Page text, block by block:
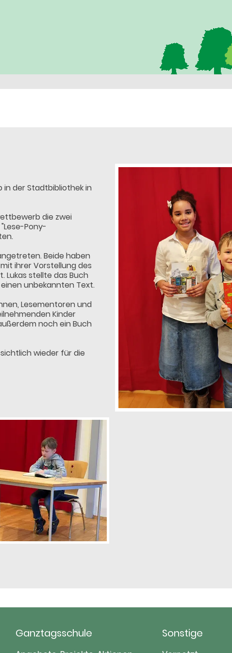
der Stadtbibliothek in
die zwei
Pony-
Beide haben
ihrer Vorstellung des
Lukas stellte das Buch
unbekannten Text.
Lesementoren und
Kinder
noch ein Buch
wieder für die
Ganztagsschule
Sonstige